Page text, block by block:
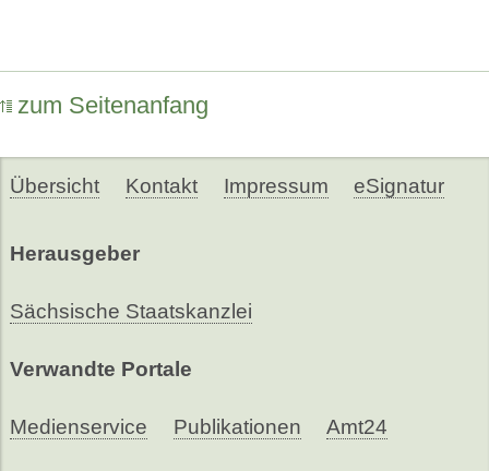
zum Seitenanfang
Übersicht Kontakt Impressum eSignatur
Herausgeber
Sächsische Staatskanzlei
Verwandte Portale
Medienservice Publikationen Amt24